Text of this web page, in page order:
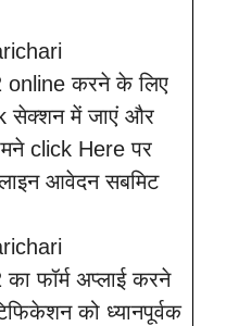
online करने के लिए
सेक्शन में जाएं और
click Here पर
आवेदन सबमिट
फॉर्म अप्लाई करने
को ध्यानपूर्वक